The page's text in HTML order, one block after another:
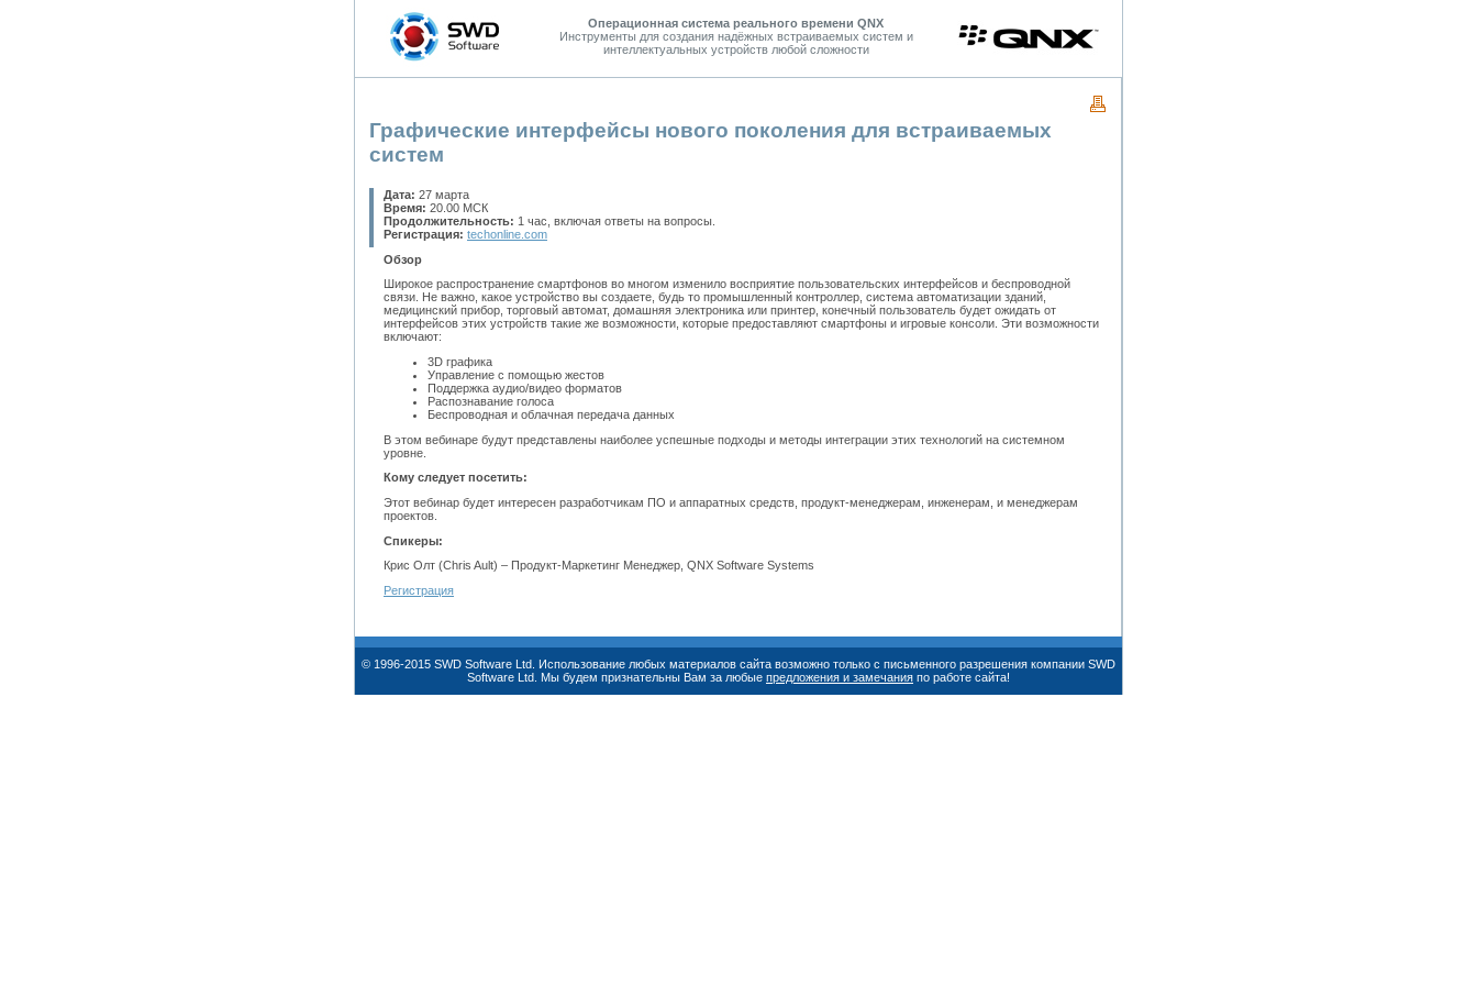
Операционная система реального времени QNX
Инструменты для создания надёжных встраиваемых систем и
интеллектуальных устройств любой сложности
Графические интерфейсы нового поколения для встраиваемых
систем
Дата: 27 марта
Время: 20.00 МСК
Продолжительность: 1 час, включая ответы на вопросы.
Регистрация: techonline.com
Обзор
Широкое распространение смартфонов во многом изменило восприятие пользовательских интерфейсов и беспроводной
связи. Не важно, какое устройство вы создаете, будь то промышленный контроллер, система автоматизации зданий,
медицинский прибор, торговый автомат, домашняя электроника или принтер, конечный пользователь будет ожидать от
интерфейсов этих устройств такие же возможности, которые предоставляют смартфоны и игровые консоли. Эти возможности
включают:
3D графика
Управление с помощью жестов
Поддержка аудио/видео форматов
Распознавание голоса
Беспроводная и облачная передача данных
В этом вебинаре будут представлены наиболее успешные подходы и методы интеграции этих технологий на системном
уровне.
Кому следует посетить:
Этот вебинар будет интересен разработчикам ПО и аппаратных средств, продукт-менеджерам, инженерам, и менеджерам
проектов.
Спикеры:
Крис Олт (Chris Ault) – Продукт-Маркетинг Менеджер, QNX Software Systems
Регистрация
© 1996-2015 SWD Software Ltd. Использование любых материалов сайта возможно только с письменного разрешения компании SWD
Software Ltd. Мы будем признательны Вам за любые предложения и замечания по работе сайта!